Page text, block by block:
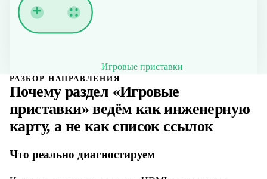
Игровые приставки
РАЗБОР НАПРАВЛЕНИЯ
Почему раздел «Игровые
приставки» ведём как инженерную
карту, а не как список ссылок
Что реально диагностируем